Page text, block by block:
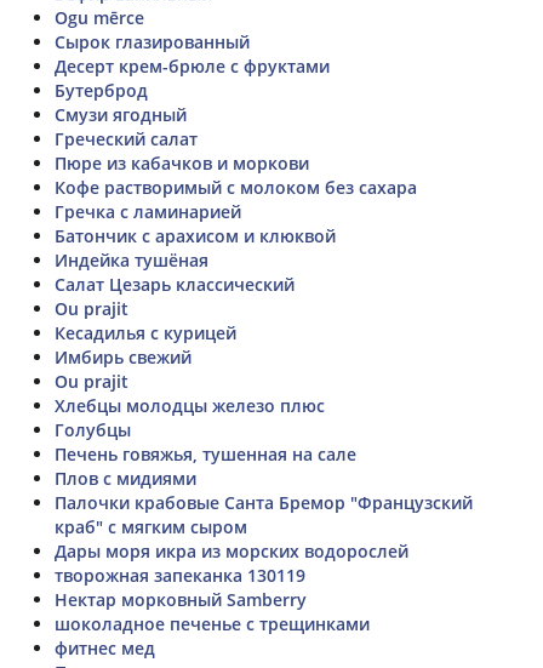
Ogu mērce
Сырок глазированный
Десерт крем-брюле с фруктами
Бутерброд
Смузи ягодный
Греческий салат
Пюре из кабачков и моркови
Кофе растворимый с молоком без сахара
Гречка с ламинарией
Батончик с арахисом и клюквой
Индейка тушёная
Салат Цезарь классический
Ou prajit
Кесадилья с курицей
Имбирь свежий
Ou prajit
Хлебцы молодцы железо плюс
Голубцы
Печень говяжья, тушенная на сале
Плов с мидиями
Палочки крабовые Санта Бремор "Французский
краб" с мягким сыром
Дары моря икра из морских водорослей
творожная запеканка 130119
Нектар морковный Samberry
шоколадное печенье с трещинками
фитнес мед